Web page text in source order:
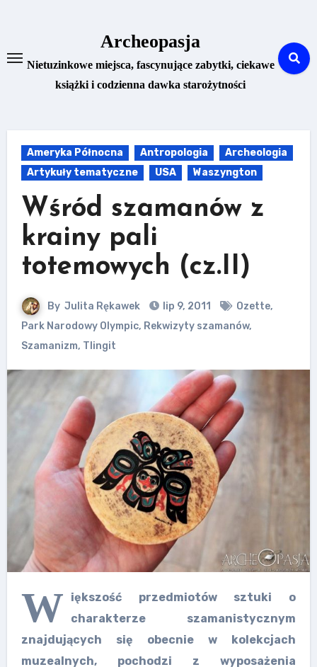
Archeopasja
Nietuzinkowe miejsca, fascynujące zabytki, ciekawe
książki i codzienna dawka starożytności
Ameryka Północna Antropologia
Archeologia
Artykuły tematyczne
USA Waszyngton
Wśród szamanów z
krainy pali
totemowych (cz.II)
By Julita Rękawek lip 9, 2011 Ozette,
Park Narodowy Olympic, Rekwizyty szamanów,
Szamanizm, Tlingit
W
iększość przedmiotów sztuki o
charakterze szamanistycznym
znajdujących się obecnie w kolekcjach
muzealnych, pochodzi z wyposażenia